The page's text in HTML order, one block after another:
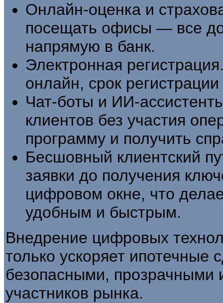
Онлайн-оценка и
посещать офисы — все
напрямую в банк.
Электронная
онлайн, срок
Чат-боты и ИИ-
клиентов без участия
программу и получить
Бесшовный клиентский
заявки до получения
цифровом окне, что
удобным и быстрым.
Внедрение цифровых
только ускоряет ипотечные
безопасными,
участников рынка.